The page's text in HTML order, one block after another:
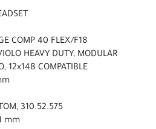
COMP 40 FLEX/F18
HEAVY DUTY, MODULAR
12x148 COMPATIBLE
310.52.575
mm